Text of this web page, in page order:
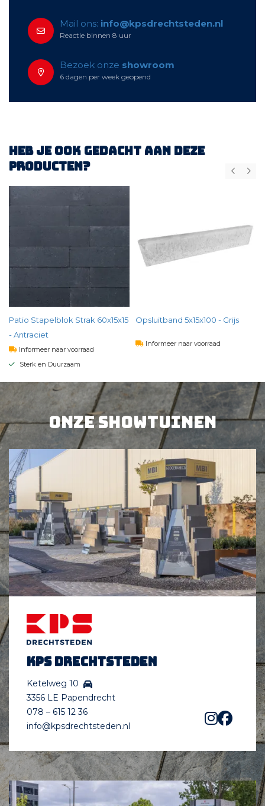
Mail ons: info@kpsdrechtsteden.nl
Reactie binnen 8 uur
Bezoek onze showroom
6 dagen per week geopend
Heb je ook gedacht aan deze
producten?
Patio Stapelblok Strak 60x15x15
- Antraciet
Informeer naar voorraad
Sterk en Duurzaam
5,87per st
BEKIJK PRODUCT
Opsluitband 5x15x100 - Grijs
Informeer naar voorraad
BEKIJK PRODUCT
Onze showtuinen
KPS Drechtsteden
Ketelweg 10
3356 LE Papendrecht
078 – 615 12 36
info@kpsdrechtsteden.nl